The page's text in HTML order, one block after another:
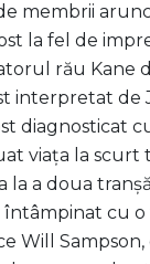
membrii
la fel de
rău Kane
interpretat de
diagnosticat
viața la scurt
a doua tranșă
întâmpinat cu
Will Sampson,